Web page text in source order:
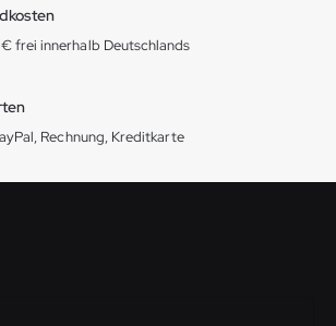
frei innerhalb Deutschlands
Rechnung, Kreditkarte